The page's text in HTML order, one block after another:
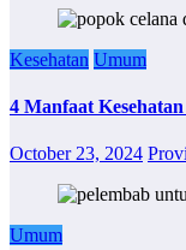
Kesehatan Umum
4 Manfaat
October 23, 2024
Umum